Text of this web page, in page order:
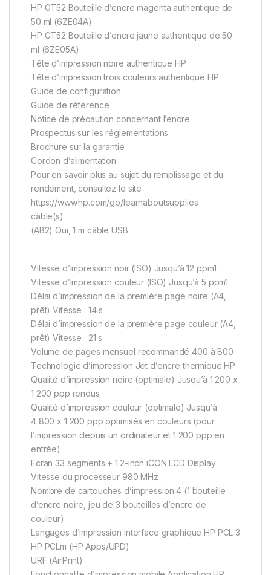
HP GT52 Bouteille d’encre magenta authentique de
50 ml (6ZE04A)
HP GT52 Bouteille d’encre jaune authentique de 50
ml (6ZE05A)
Tête d’impression noire authentique HP
Tête d’impression trois couleurs authentique HP
Guide de configuration
Guide de référence
Notice de précaution concernant l’encre
Prospectus sur les réglementations
Brochure sur la garantie
Cordon d’alimentation
Pour en savoir plus au sujet du remplissage et du
rendement, consultez le site
https://www.hp.com/go/learnaboutsupplies
câble(s)
(AB2) Oui, 1 m câble USB.
Vitesse d’impression noir (ISO) Jusqu’à 12 ppm1
Vitesse d’impression couleur (ISO) Jusqu’à 5 ppm1
Délai d’impression de la première page noire (A4,
prêt) Vitesse : 14 s
Délai d’impression de la première page couleur (A4,
prêt) Vitesse : 21 s
Volume de pages mensuel recommandé 400 à 800
Technologie d’impression Jet d’encre thermique HP
Qualité d’impression noire (optimale) Jusqu’à 1 200 x
1 200 ppp rendus
Qualité d’impression couleur (optimale) Jusqu’à
4 800 x 1 200 ppp optimisés en couleurs (pour
l’impression depuis un ordinateur et 1 200 ppp en
entrée)
Ecran 33 segments + 1.2-inch iCON LCD Display
Vitesse du processeur 980 MHz
Nombre de cartouches d’impression 4 (1 bouteille
d’encre noire, jeu de 3 bouteilles d’encre de
couleur)
Langages d’impression Interface graphique HP PCL 3
HP PCLm (HP Apps/UPD)
URF (AirPrint)